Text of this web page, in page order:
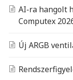
AI-ra hangolt
Computex
Új ARGB